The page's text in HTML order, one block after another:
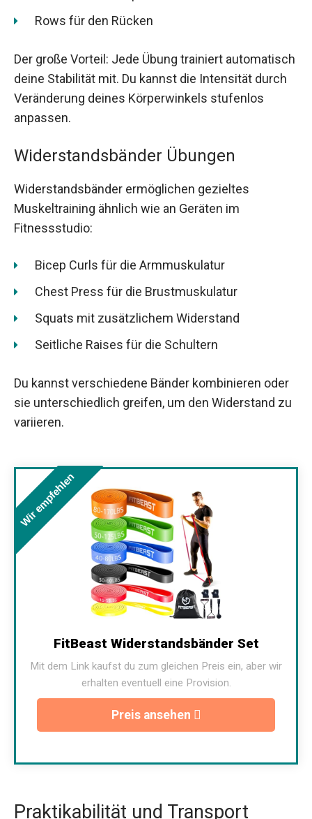
Rows für den Rücken
Der große Vorteil: Jede Übung trainiert automatisch
deine Stabilität mit. Du kannst die Intensität durch
Veränderung deines Körperwinkels stufenlos
anpassen.
Widerstandsbänder Übungen
Widerstandsbänder ermöglichen gezieltes
Muskeltraining ähnlich wie an Geräten im
Fitnessstudio:
Bicep Curls für die Armmuskulatur
Chest Press für die Brustmuskulatur
Squats mit zusätzlichem Widerstand
Seitliche Raises für die Schultern
Du kannst verschiedene Bänder kombinieren oder
sie unterschiedlich greifen, um den Widerstand zu
variieren.
Wir empfehlen
FitBeast Widerstandsbänder Set
Mit dem Link kaufst du zum gleichen Preis ein, aber wir
erhalten eventuell eine Provision.
Preis ansehen
Praktikabilität und Transport